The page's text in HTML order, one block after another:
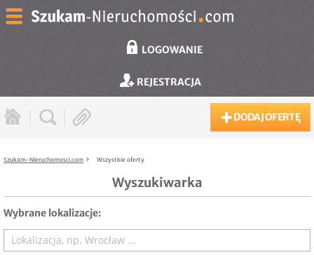
LOGOWANIE
REJESTRACJA
DODAJ OFERTĘ
Szukam-Nieruchomosci.com Wszystkie oferty
Wyszukiwarka
Wybrane lokalizacje: